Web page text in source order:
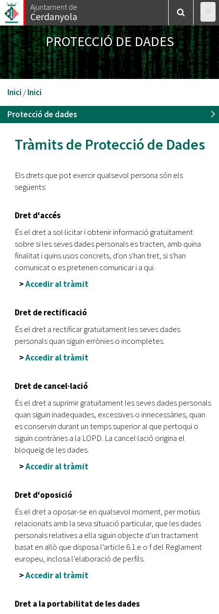
Vés
al
contingut
Ajuntament de
Cerdanyola
PROTECCIÓ DE DADES
Esteu
aquí
Inici /Inici
Protecció de dades
Tràmits de Protecció de Dades
Els drets que pot exercir qualsevol persona són els
següents:
Dret d'accés
És el dret a sol·licitar i obtenir informació gratuïtament
sobre si les seves dades personals es tracten, amb quina
finalitat i quins usos concrets, d'on s'han tret, si s'han
comunicat o es pretenen comunicar i a qui.
>Accedir al tràmit
Dret de rectificació
És el dret a rectificar gratuïtament les seves dades
personals quan siguin errònies o incompletes.
>Accedir al tràmit
Dret de cancel·lació
És el dret a suprimir gratuïtament les seves dades personals
quan siguin inadequades, excessives o innecessàries, quan
es conservin durant un temps superior al que pertoqui o
siguin contràries a la LOPD. La cancel·lació origina el
bloqueig de les dades.
>Accedir al tràmit
Dret d'oposició
És el dret a oposar-se en qualsevol moment, per motius
relacionats amb la seva situació particular, que les dades
personals relatives a ella siguin objecte d’un tractament
basat en allò que disposa l’article 6.1.e o f del Reglament
europeu, inclosa l’elaboració de perfils.
>Accedir al tràmit
Dret a la portabilitat de les dades